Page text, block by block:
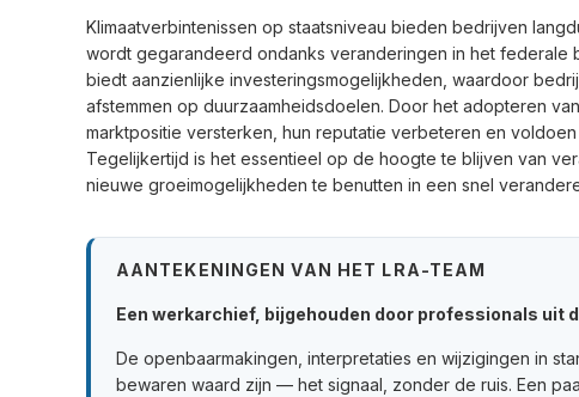
Klimaatverbintenissen op staatsniveau bieden bedrijven
wordt gegarandeerd ondanks veranderingen in het
biedt aanzienlijke investeringsmogelijkheden, waardoor
afstemmen op duurzaamheidsdoelen. Door het adopteren
marktpositie versterken, hun reputatie verbeteren en
Tegelijkertijd is het essentieel op de hoogte te blijven van
nieuwe groeimogelijkheden te benutten in een snel
AANTEKENINGEN VAN HET LRA-TEAM
Een werkarchief, bijgehouden door professionals uit
De openbaarmakingen, interpretaties en wijzigingen in
bewaren waard zijn — het signaal, zonder de ruis. Een